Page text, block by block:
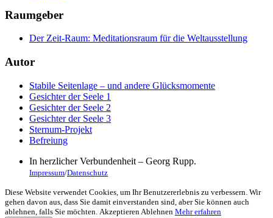
Raumgeber
Der Zeit-Raum: Meditationsraum für die Weltausstellung
Autor
Stabile Seitenlage – und andere Glücksmomente
Gesichter der Seele 1
Gesichter der Seele 2
Gesichter der Seele 3
Sternum-Projekt
Befreiung
In herzlicher Verbundenheit – Georg Rupp.
Impressum/Datenschutz
Diese Website verwendet Cookies, um Ihr Benutzererlebnis zu verbessern. Wir
gehen davon aus, dass Sie damit einverstanden sind, aber Sie können auch
ablehnen, falls Sie möchten. Akzeptieren Ablehnen Mehr erfahren